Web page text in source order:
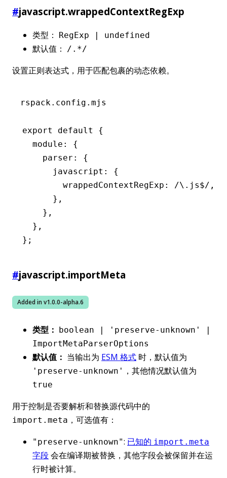
#javascript.wrappedContextRegExp
类型： RegExp | undefined
默认值： /.*/
设置正则表达式，用于匹配包裹的动态依赖。
rspack.config.mjs
export default
{
  module
:
{
    parser
:
{
      javascript
:
{
        wrappedContextRegExp
: /\.js$/ ,
      }
,
    }
,
  }
,
};
#javascript.importMeta
Added in v1.0.0-alpha.6
类型：
boolean | 'preserve-unknown' |
ImportMetaParserOptions
默认值： 当输出为 ESM 格式 时，默认值为
'preserve-unknown' ，其他情况默认值为
true
用于控制是否要解析和替换源代码中的
import.meta ，可选值有：
"preserve-unknown": 已知的 import.meta
字段会在编译期被替换，其他字段会被保留并在运
行时被计算。